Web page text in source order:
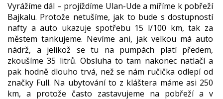
Vyrážíme dál – projíždíme Ulan-Ude a míříme k pobřeží
Bajkalu. Protože netušíme, jak to bude s dostupností
nafty a auto ukazuje spotřebu 15 l/100 km, tak za
městem tankujeme. Nevíme ani, jak velkou má auto
nádrž, a jelikož se tu na pumpách platí předem,
zkoušíme 35 litrů. Obsluha to tam nakonec natlačí a
pak hodně dlouho trvá, než se nám ručička odlepí od
značky Full. Na ubytování to z kláštera máme asi 250
km, a protože často zastavujeme na pobřeží a v